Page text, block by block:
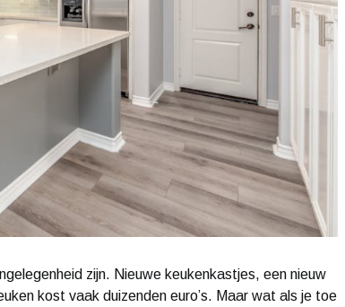
zijn. Nieuwe keukenkastjes, een nieuw
kost vaak duizenden euro’s. Maar wat als je toe